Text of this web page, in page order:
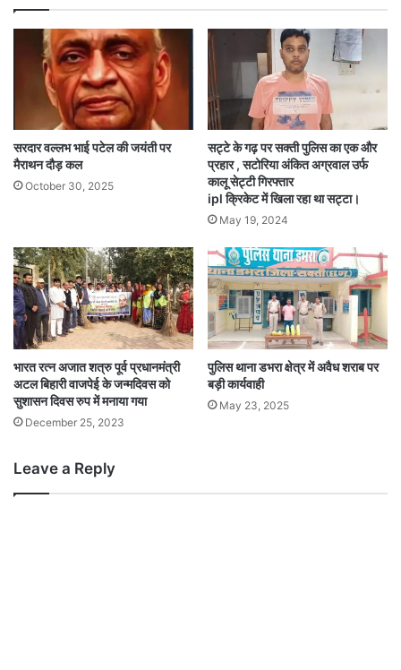
सरदार वल्लभ भाई पटेल की जयंती पर
मैराथन दौड़ कल
October 30, 2025
सट्टे के गढ़ पर सक्ती पुलिस का एक और
प्रहार , सटोरिया अंकित अग्रवाल उर्फ
कालू सेट्टी गिरफ्तार
ipl क्रिकेट में खिला रहा था सट्टा।
May 19, 2024
भारत रत्न अजात शत्रु पूर्व प्रधानमंत्री
अटल बिहारी वाजपेई के जन्मदिवस को
सुशासन दिवस रुप में मनाया गया
December 25, 2023
पुलिस थाना डभरा क्षेत्र में अवैध शराब पर
बड़ी कार्यवाही
May 23, 2025
Leave a Reply